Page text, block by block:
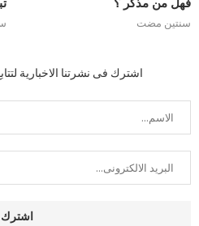
فهل من مذّكر ؟
سنتين مضت
اشترك فى نشرتنا الاخبارية